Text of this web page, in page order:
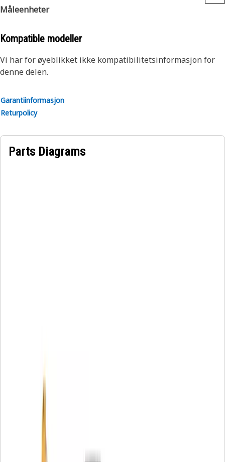
Måleenheter
Kompatible modeller
Vi har for øyeblikket ikke kompatibilitetsinformasjon for
denne delen.
Garantiinformasjon
Returpolicy
Parts Diagrams